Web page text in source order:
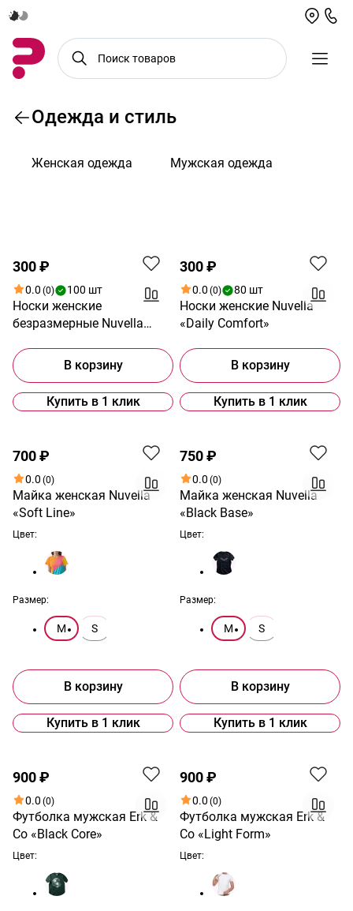
Одежда и стиль
Женская одежда Мужская одежда
300 ₽
0.0 (0) 100 шт
Носки женские
безразмерные Nuvella
В корзину
Купить в 1 клик
300 ₽
0.0 (0) 80 шт
Носки женские Nuvella
«Daily Comfort»
В корзину
Купить в 1 клик
700 ₽
0.0 (0)
Майка женская Nuvella
«Soft Line»
Цвет:
Размер:
M S
В корзину
Купить в 1 клик
750 ₽
0.0 (0)
Майка женская Nuvella
«Black Base»
Цвет:
Размер:
M S
В корзину
Купить в 1 клик
900 ₽
0.0 (0)
Футболка мужская Erk &
Co «Black Core»
Цвет:
900 ₽
0.0 (0)
Футболка мужская Erk &
Co «Light Form»
Цвет: